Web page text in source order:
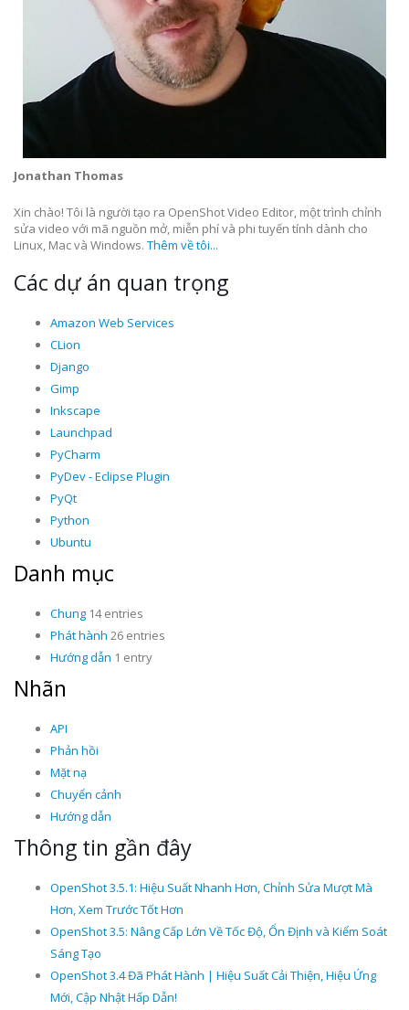
Jonathan Thomas
Xin chào! Tôi là người tạo ra OpenShot Video Editor, một trình chỉnh
sửa video với mã nguồn mở, miễn phí và phi tuyến tính dành cho
Linux, Mac và Windows. Thêm về tôi...
Các dự án quan trọng
Amazon Web Services
CLion
Django
Gimp
Inkscape
Launchpad
PyCharm
PyDev - Eclipse Plugin
PyQt
Python
Ubuntu
Danh mục
Chung 14 entries
Phát hành 26 entries
Hướng dẫn 1 entry
Nhãn
API
Phản hồi
Mặt nạ
Chuyển cảnh
Hướng dẫn
Thông tin gần đây
OpenShot 3.5.1: Hiệu Suất Nhanh Hơn, Chỉnh Sửa Mượt Mà
Hơn, Xem Trước Tốt Hơn
OpenShot 3.5: Nâng Cấp Lớn Về Tốc Độ, Ổn Định và Kiểm Soát
Sáng Tạo
OpenShot 3.4 Đã Phát Hành | Hiệu Suất Cải Thiện, Hiệu Ứng
Mới, Cập Nhật Hấp Dẫn!